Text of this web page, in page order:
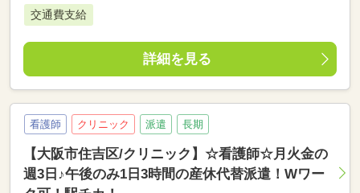
交通費支給
詳細を見る
看護師 クリニック 派遣 長期
【大阪市住吉区/クリニック】☆看護師☆月火金の
週3日♪午後のみ1日3時間の産休代替派遣！Wワー